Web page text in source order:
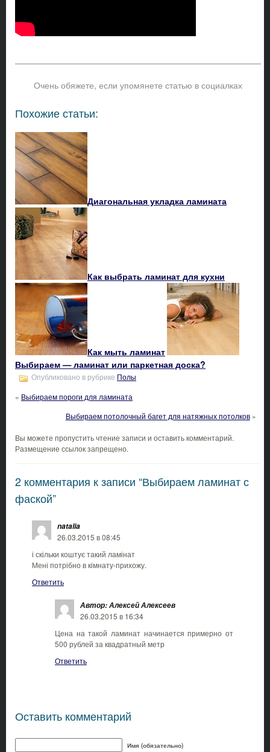
Очень обяжете, если упомянете статью в социалках
Похожие статьи:
Диагональная укладка ламината
Как выбрать ламинат для кухни
Как мыть ламинат
Выбираем — ламинат или паркетная доска?
Опубликовано в рубрике Полы
« Выбираем пороги для ламината
Выбираем потолочный багет для натяжных потолков»
Вы можете пропустить чтение записи и оставить комментарий.
Размещение ссылок запрещено.
2 комментария к записи “Выбираем ламинат с
фаской”
natalia
26.03.2015 в 08:45
і скільки коштує такий ламінат
Мені потрібно в кімнату-прихожу.
Ответить
Автор: Алексей Алексеев
26.03.2015 в 16:34
Цена на такой ламинат начинается примерно от
500 рублей за квадратный метр
Ответить
Оставить комментарий
Имя (обязательно)